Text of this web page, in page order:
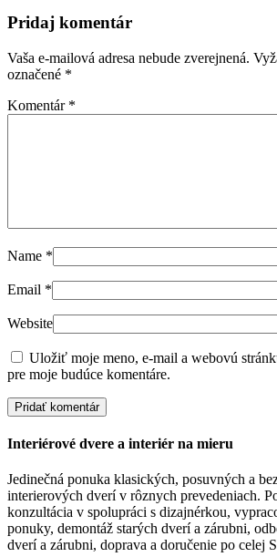
Pridaj komentár
Vaša e-mailová adresa nebude zverejnená.
označené *
Komentár *
Name *
Email *
Website
Uložiť moje meno, e-mail a webovú
pre moje budúce komentáre.
Interiérové dvere a interiér na mieru
Jedinečná ponuka klasických, posuvných a
interierových dverí v rôznych prevedeniach.
konzultácia v spolupráci s dizajnérkou,
ponuky, demontáž starých dverí a zárubni,
dverí a zárubni, doprava a doručenie po celej